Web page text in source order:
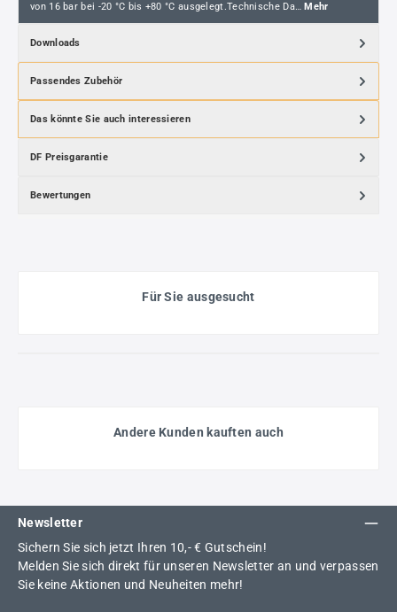
von 16 bar bei -20 °C bis +80 °C ausgelegt.Technische Da… Mehr
Downloads
Passendes Zubehör
Das könnte Sie auch interessieren
DF Preisgarantie
Bewertungen
Für Sie ausgesucht
Andere Kunden kauften auch
Newsletter
Sichern Sie sich jetzt Ihren 10,- € Gutschein!
Melden Sie sich direkt für unseren Newsletter an und verpassen
Sie keine Aktionen und Neuheiten mehr!